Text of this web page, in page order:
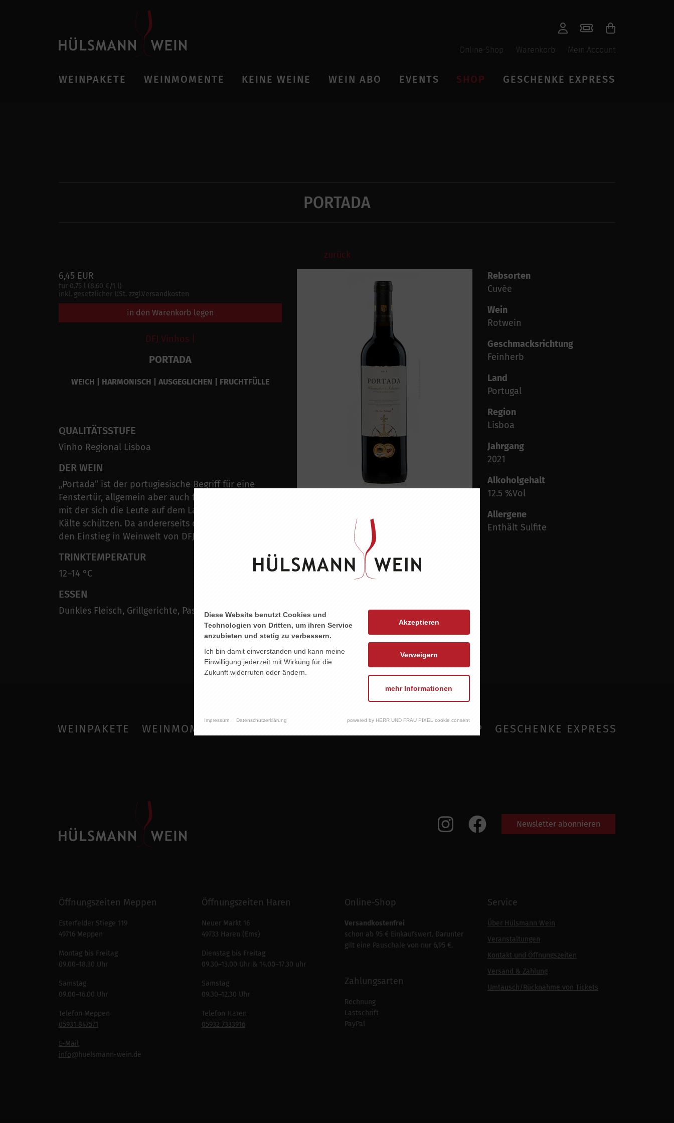
Online-Shop Warenkorb Mein Account
WEINPAKETE WEINMOMENTE KEINE WEINE WEIN ABO EVENTS SHOP GESCHENKE EXPRESS
PORTADA
zurück
6,45 EUR
für 0.75 l (8,60 €/1 l)
inkl. gesetzlicher USt. zzgl.Versandkosten
in den Warenkorb legen
DFJ Vinhos |
PORTADA
WEICH | HARMONISCH | AUSGEGLICHEN | FRUCHTFÜLLE
QUALITÄTSSTUFE
Vinho Regional Lisboa
DER WEIN
„Portada” ist der portugiesische Begriff für eine
Fenstertür, allgemein aber auch für eine Eingangstür,
mit der sich die Leute auf dem Land vor Sonne und
Kälte schützen. Da andererseits die Portada-Weine
den Einstieg in Weinwelt von DFJ Vinhos darstellen,
TRINKTEMPERATUR
12–14 °C
ESSEN
Dunkles Fleisch, Grillgerichte, Pasta mit dunkler Sauce
Rebsorten
Cuvée
Wein
Rotwein
Geschmacksrichtung
Feinherb
Land
Portugal
Region
Lisboa
Jahrgang
2021
Alkoholgehalt
12.5 %Vol
Allergene
Enthält Sulfite
WEINPAKETE WEINMOMENTE SHOP GESCHENKE EXPRESS
Newsletter abonnieren
Öffnungszeiten Meppen
Esterfelder Stiege 119
49716 Meppen
Montag bis Freitag
09.00–18.30 Uhr
Samstag
09.00–16.00 Uhr
Telefon Meppen
05931 847571
E-Mail
info@huelsmann-wein.de
Öffnungszeiten Haren
Neuer Markt 16
49733 Haren (Ems)
Dienstag bis Freitag
09.30–13.00 Uhr & 14.00–17.30 uhr
Samstag
09.30–12.30 Uhr
Telefon Haren
05932 7333916
Online-Shop
Versandkostenfrei
schon ab 95 € Einkaufswert. Darunter
gilt eine Pauschale von nur 6,95 €.
Zahlungsarten
Rechnung
Lastschrift
PayPal
Service
Über Hülsmann Wein
Veranstaltungen
Kontakt und Öffnungszeiten
Versand & Zahlung
Umtausch/Rücknahme von Tickets
Diese Website benutzt Cookies und
Technologien von Dritten, um ihren Service
anzubieten und stetig zu verbessern.
Ich bin damit einverstanden und kann meine
Einwilligung jederzeit mit Wirkung für die
Zukunft widerrufen oder ändern.
Akzeptieren
Verweigern
mehr Informationen
Impressum Datenschutzerklärung powered by HERR UND FRAU PIXEL cookie consent